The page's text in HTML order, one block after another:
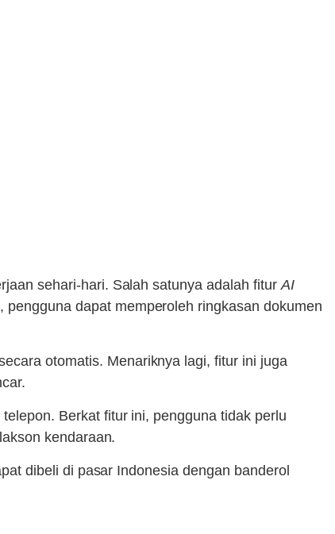
sehari-hari. Salah satunya adalah fiturAI
dapat memperoleh ringkasan dokumen
otomatis. Menariknya lagi, fitur ini juga
Berkat fitur ini, pengguna tidak perlu
kendaraan.
dibeli di pasar Indonesia dengan banderol